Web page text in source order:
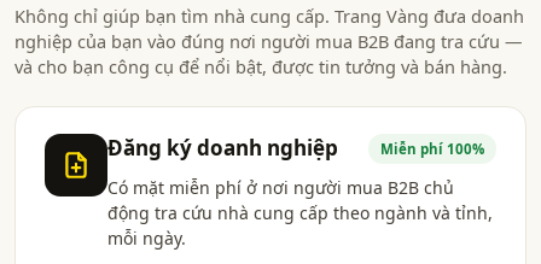
Không chỉ giúp bạn tìm nhà cung cấp. Trang Vàng đưa doanh
nghiệp của bạn vào đúng nơi người mua B2B đang tra cứu —
và cho bạn công cụ để nổi bật, được tin tưởng và bán hàng.
Đăng ký doanh nghiệp Miễn phí 100%
Có mặt miễn phí ở nơi người mua B2B chủ
động tra cứu nhà cung cấp theo ngành và tỉnh,
mỗi ngày.